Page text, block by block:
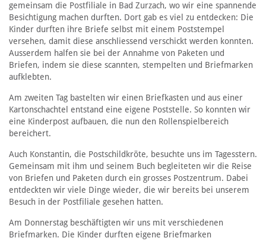
gemeinsam die Postfiliale in Bad Zurzach, wo wir eine spannende
Besichtigung machen durften. Dort gab es viel zu entdecken: Die
Kinder durften ihre Briefe selbst mit einem Poststempel
versehen, damit diese anschliessend verschickt werden konnten.
Ausserdem halfen sie bei der Annahme von Paketen und
Briefen, indem sie diese scannten, stempelten und Briefmarken
aufklebten.
Am zweiten Tag bastelten wir einen Briefkasten und aus einer
Kartonschachtel entstand eine eigene Poststelle. So konnten wir
eine Kinderpost aufbauen, die nun den Rollenspielbereich
bereichert.
Auch Konstantin, die Postschildkröte, besuchte uns im Tagesstern.
Gemeinsam mit ihm und seinem Buch begleiteten wir die Reise
von Briefen und Paketen durch ein grosses Postzentrum. Dabei
entdeckten wir viele Dinge wieder, die wir bereits bei unserem
Besuch in der Postfiliale gesehen hatten.
Am Donnerstag beschäftigten wir uns mit verschiedenen
Briefmarken. Die Kinder durften eigene Briefmarken